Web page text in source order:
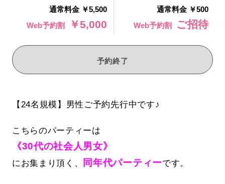
通常料金 ￥5,500
Web予約割
￥5,000
通常料金 ￥500
Web予約割
ご招待
予約終了
【24名規模】男性ご予約先行中です♪
こちらのパーティーは
《30代の社会人男女》
にお集まり頂く、 同年代パーティーです。